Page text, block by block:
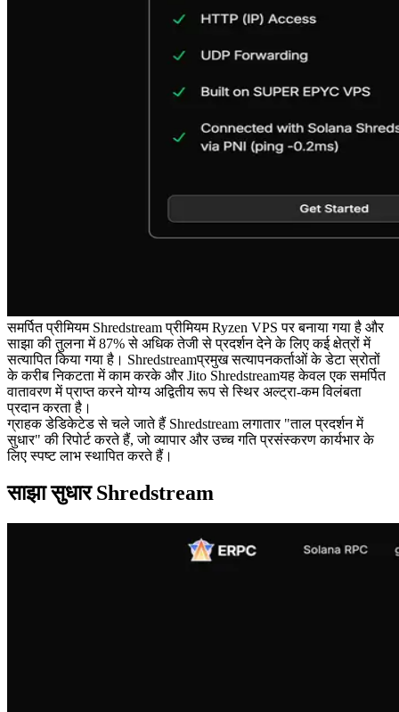
समर्पित प्रीमियम Shredstream प्रीमियम Ryzen VPS पर बनाया गया है और
साझा की तुलना में 87% से अधिक तेजी से प्रदर्शन देने के लिए कई क्षेत्रों में
सत्यापित किया गया है। Shredstreamप्रमुख सत्यापनकर्ताओं के डेटा स्रोतों
के करीब निकटता में काम करके और Jito Shredstreamयह केवल एक समर्पित
वातावरण में प्राप्त करने योग्य अद्वितीय रूप से स्थिर अल्ट्रा-कम विलंबता
प्रदान करता है।
ग्राहक डेडिकेटेड से चले जाते हैं Shredstream लगातार "ताल प्रदर्शन में
सुधार" की रिपोर्ट करते हैं, जो व्यापार और उच्च गति प्रसंस्करण कार्यभार के
लिए स्पष्ट लाभ स्थापित करते हैं।
साझा सुधार Shredstream